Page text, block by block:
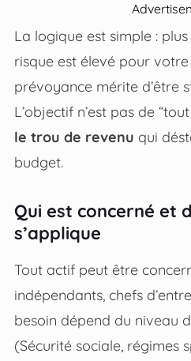
La logique est simple : plus
risque est élevé pour
prévoyance mérite d’être
L’objectif n’est pas de
le trou de revenu qui
budget.
Qui est concerné et
s’applique
Tout actif peut être
indépendants, chefs
besoin dépend du niveau
(Sécurité sociale, régimes